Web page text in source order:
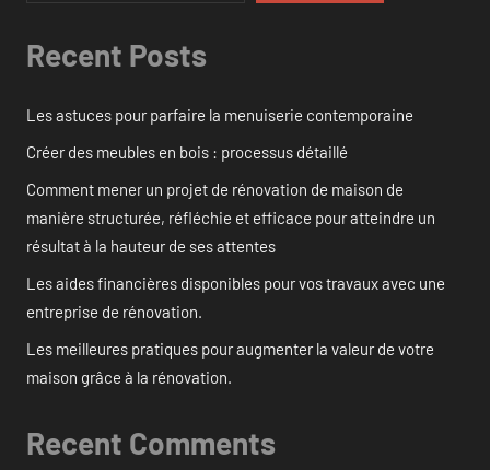
Recent Posts
Les astuces pour parfaire la menuiserie contemporaine
Créer des meubles en bois : processus détaillé
Comment mener un projet de rénovation de maison de
manière structurée, réfléchie et efficace pour atteindre un
résultat à la hauteur de ses attentes
Les aides financières disponibles pour vos travaux avec une
entreprise de rénovation.
Les meilleures pratiques pour augmenter la valeur de votre
maison grâce à la rénovation.
Recent Comments